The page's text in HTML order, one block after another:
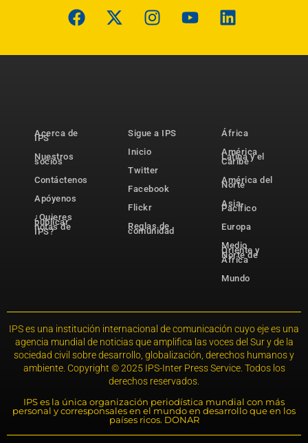
Acerca de
IPS
Nuestros
socios
Contáctenos
Apóyenos
¿Quieres
publicar
notas de
IPS?
Sigue a IPS
Inicio
Twitter
Facebook
Flickr
Reglas de
comunidad
África
América
Latina y el
Caribe
América del
Norte
Asia-
Pacífico
Europa
Medio
Oriente y
Norte de
África
Mundo
IPS es una institución internacional de comunicación cuyo eje es una
agencia mundial de noticias que amplifica las voces del Sur y de la
sociedad civil sobre desarrollo, globalización, derechos humanos y
ambiente. Copyright © 2025 IPS-Inter Press Service. Todos los
derechos reservados.
IPS es la única organización periodística mundial con más
personal y corresponsales en el mundo en desarrollo que en los
países ricos. DONAR